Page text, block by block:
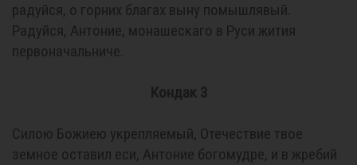
радуйся, о горних благах выну помышлявый.
Радуйся, Антоние, монашескаго в Руси жития
первоначальниче.
Кондак 3
Силою Божиею укрепляемый, Отечествие твое
земное оставил еси, Антоние богомудре, и в жребий